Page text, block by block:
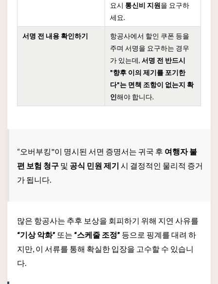
요시 통신비 지원을 요구하
세요.
서명 전 내용 확인하기
항공사에서 할인 쿠폰 등을
주며 서명을 요구하는 경우
가 있는데,서명 전 반드시
"향후 이의 제기를 포기한
다"는 면책 조항이 없는지 확
인해야 합니다.
“오버부킹"이 명시된 서면 증명서는 귀국 후 여행자 불
편 보험 청구 및 공식 민원 제기 시 결정적인 물리적 증거
가 됩니다.
많은 항공사는 추후 보상을 회피하기 위해 지연 사유를
“기상 악화” 또는 “스케줄 조정” 등으로 핑계를 대려 하
지만, 이 서류를 통해 확실한 입장을 고수할 수 있습니
다.